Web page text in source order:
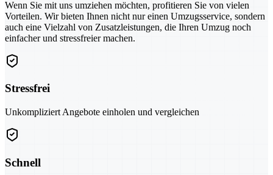
Wenn Sie mit uns umziehen möchten, profitieren Sie von vielen
Vorteilen. Wir bieten Ihnen nicht nur einen Umzugsservice, sondern
auch eine Vielzahl von Zusatzleistungen, die Ihren Umzug noch
einfacher und stressfreier machen.
Stressfrei
Unkompliziert Angebote einholen und vergleichen
Schnell